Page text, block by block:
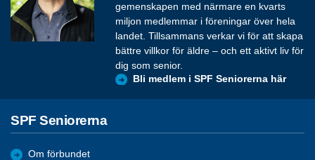
gemenskapen med närmare en kvarts
miljon medlemmar i föreningar över hela
landet. Tillsammans verkar vi för att skapa
bättre villkor för äldre – och ett aktivt liv för
dig som senior.
Bli medlem i SPF Seniorerna här
SPF Seniorerna
Om förbundet